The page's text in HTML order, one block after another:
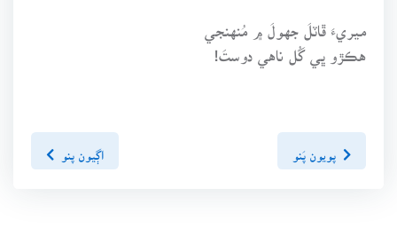
ميريءَ ڦاٽلَ جهولَ ۾ مُنهنجي
هڪڙو ڀي گُل ناهي دوستَ!
اڳيون پنو